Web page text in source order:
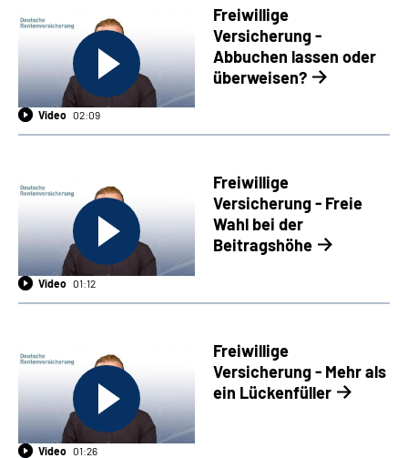
Freiwillige
Versicherung -
Abbuchen lassen oder
überweisen?
Video 02:09
Freiwillige
Versicherung - Freie
Wahl bei der
Beitragshöhe
Video 01:12
Freiwillige
Versicherung - Mehr als
ein Lückenfüller
Video 01:26